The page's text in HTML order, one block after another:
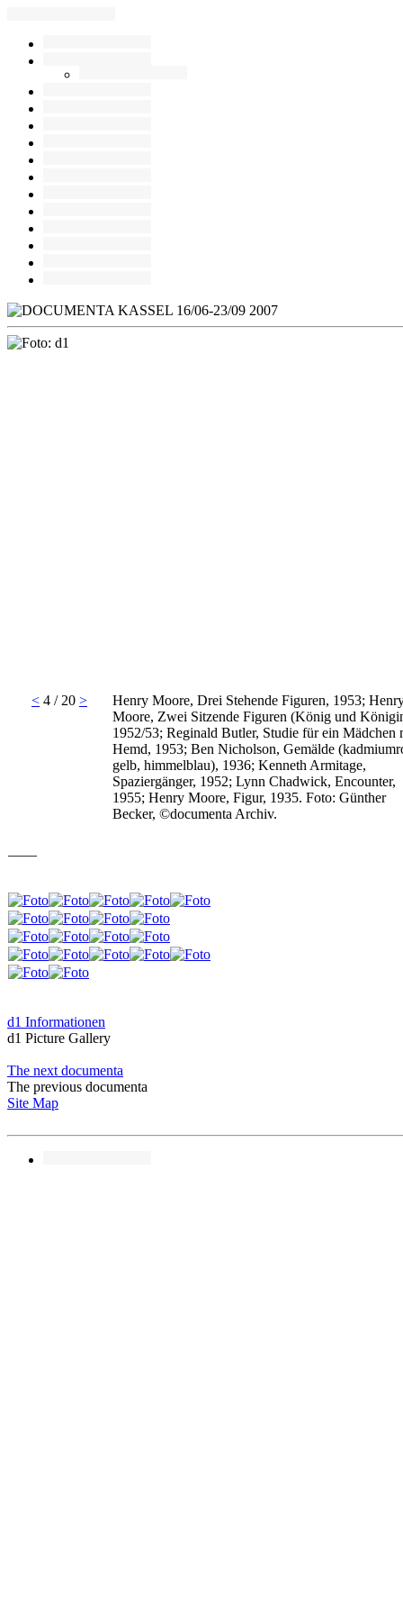
< 4 / 20 >
Henry Moore, Drei Stehende Figuren, 1953;
Moore, Zwei Sitzende Figuren (König und
1952/53; Reginald Butler, Studie für ein Mädchen
Hemd, 1953; Ben Nicholson, Gemälde
gelb, himmelblau), 1936; Kenneth Armitage,
Spaziergänger, 1952; Lynn Chadwick, Encounter,
1955; Henry Moore, Figur, 1935. Foto: Günther
Becker, ©documenta Archiv.
d1 Informationen
d1 Picture Gallery
The next documenta
The previous documenta
Site Map